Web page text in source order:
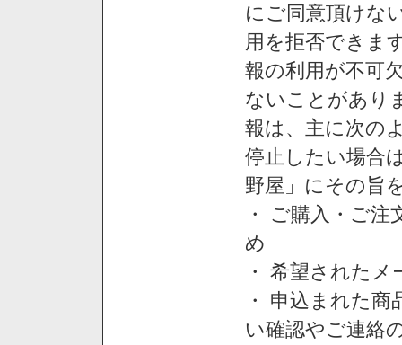
にご同意頂けな
用を拒否できま
報の利用が不可
ないことがあり
報は、主に次の
停止したい場合
野屋」にその旨
・ ご購入・ご
め
・ 希望された
・ 申込まれた
い確認やご連絡